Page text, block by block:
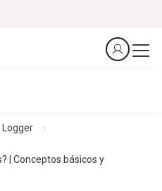
Logger
| Conceptos básicos y